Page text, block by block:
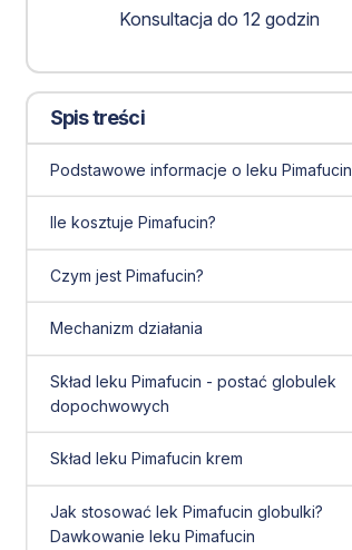
Konsultacja do 12 godzin
Spis treści
Podstawowe informacje o leku Pimafucin
Ile kosztuje Pimafucin?
Czym jest Pimafucin?
Mechanizm działania
Skład leku Pimafucin - postać globulek
dopochwowych
Skład leku Pimafucin krem
Jak stosować lek Pimafucin globulki?
Dawkowanie leku Pimafucin